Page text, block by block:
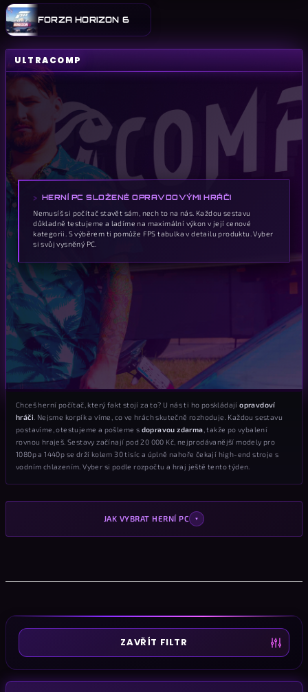
FORZA HORIZON 6
ULTRACOMP
HERNÍ PC SLOŽENÉ OPRAVDOVÝMI HRÁČI
Nemusíš si počítač stavět sám, nech to na nás. Každou sestavu
důkladně testujeme a ladíme na maximální výkon v její cenové
kategorii. S výběrem ti pomůže FPS tabulka v detailu produktu. Vyber
si svůj vysněný PC.
Chceš herní počítač, který fakt stojí za to? U nás ti ho poskládajíopravdoví
hráči . Nejsme korpík a víme, co ve hrách skutečně rozhoduje. Každou sestavu
postavíme, otestujeme a pošleme s dopravou zdarma , takže po vybalení
rovnou hraješ. Sestavy začínají pod 20 000 Kč, nejprodávanější modely pro
1080p a 1440p se drží kolem 30 tisíc a úplně nahoře čekají high-end stroje s
vodním chlazením. Vyber si podle rozpočtu a hraj ještě tento týden.
JAK VYBRAT HERNÍ PC ▼
ZAVŘÍT FILTR